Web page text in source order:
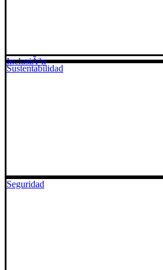
Sustentabilidad
Seguridad
InclusiÃ³n